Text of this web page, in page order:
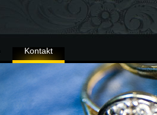
Kontakt